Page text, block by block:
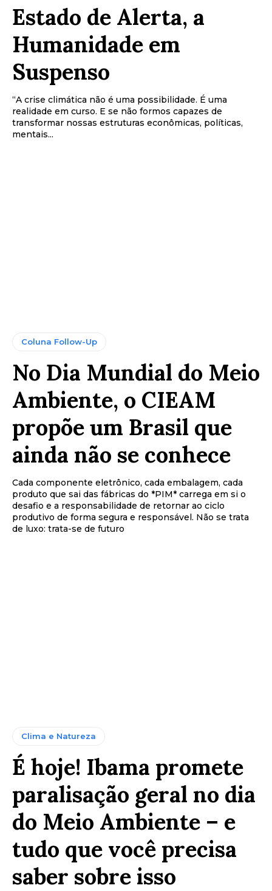
Estado de Alerta, a
Humanidade em
Suspenso
“A crise climática não é uma possibilidade. É uma
realidade em curso. E se não formos capazes de
transformar nossas estruturas econômicas, políticas,
mentais...
Coluna Follow-Up
No Dia Mundial do Meio
Ambiente, o CIEAM
propõe um Brasil que
ainda não se conhece
Cada componente eletrônico, cada embalagem, cada
produto que sai das fábricas do *PIM* carrega em si o
desafio e a responsabilidade de retornar ao ciclo
produtivo de forma segura e responsável. Não se trata
de luxo: trata-se de futuro
Clima e Natureza
É hoje! Ibama promete
paralisação geral no dia
do Meio Ambiente – e
tudo que você precisa
saber sobre isso